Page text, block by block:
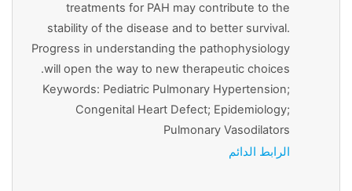
treatments for PAH may contribute to the
stability of the disease and to better survival.
Progress in understanding the pathophysiology
will open the way to new therapeutic choices.
Keywords: Pediatric Pulmonary Hypertension;
Congenital Heart Defect; Epidemiology;
Pulmonary Vasodilators
الرابط الدائم